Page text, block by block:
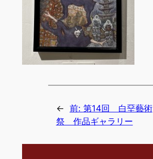
← 前: 第14回 白堊藝術
祭 作品ギャラリー